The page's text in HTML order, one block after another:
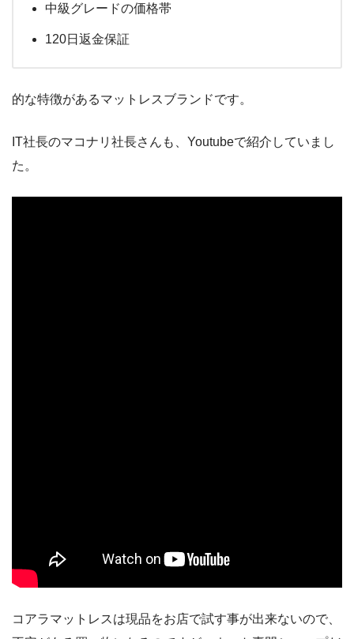
中級グレードの価格帯
120日返金保証
的な特徴があるマットレスブランドです。
IT社長のマコナリ社長さんも、Youtubeで紹介していまし
た。
コアラマットレスは現品をお店で試す事が出来ないので、